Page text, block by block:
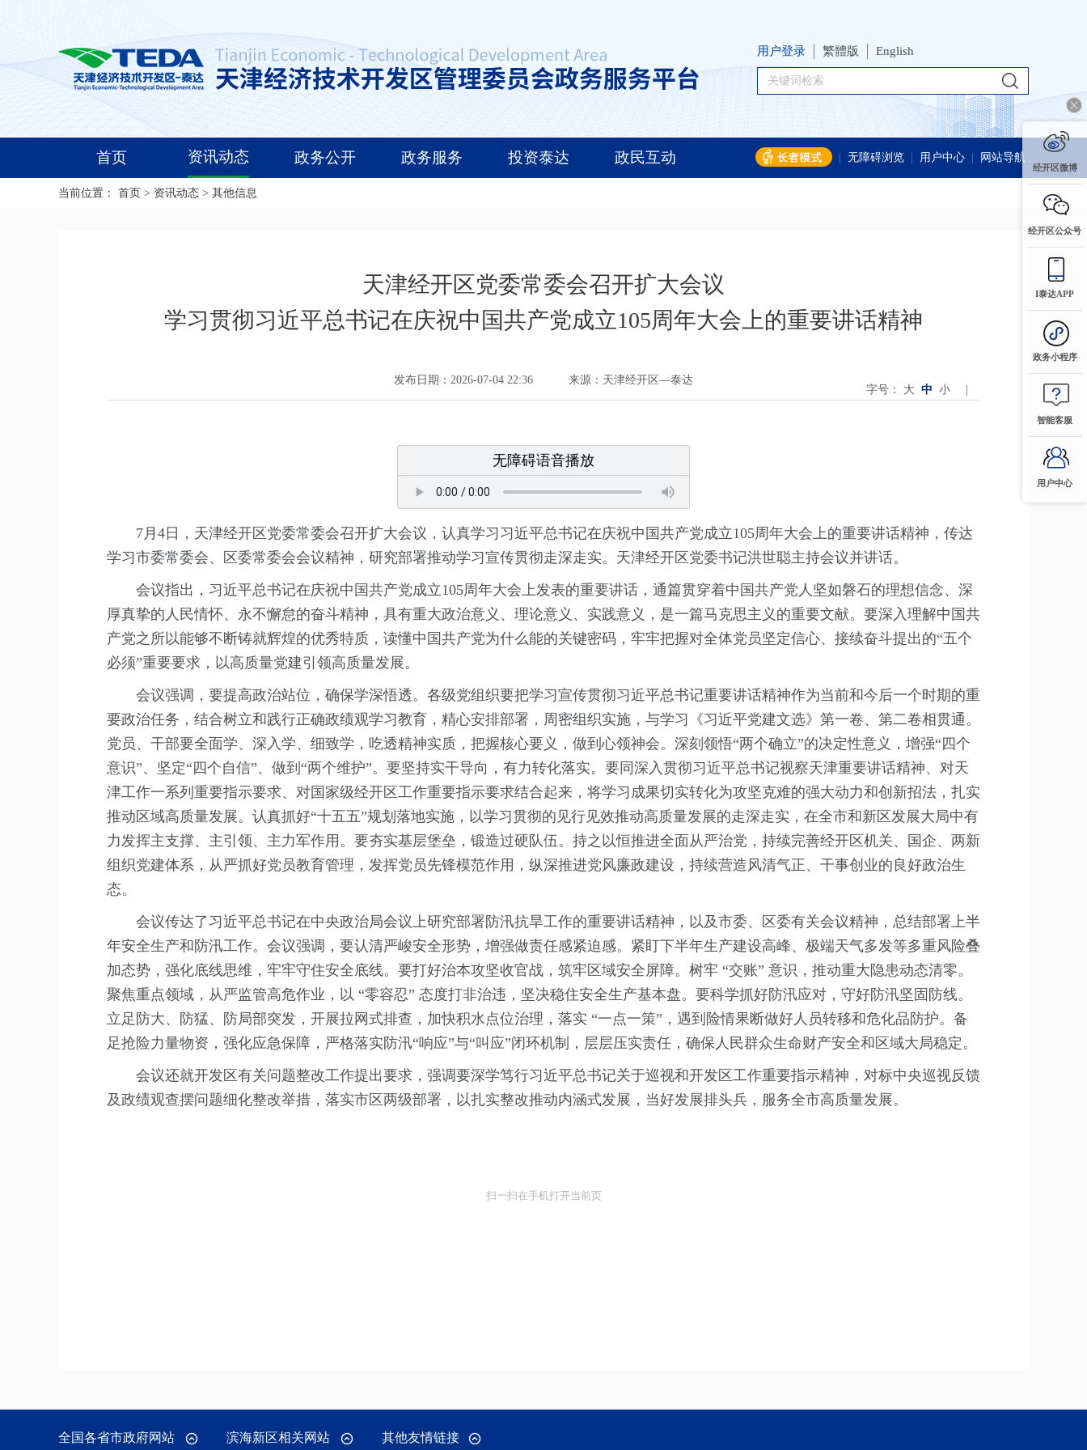
用户登录 繁體版 English
首页 资讯动态 政务公开 政务服务 投资泰达 政民互动 无障碍浏览 用户中心 网站导航
当前位置： 首页 > 资讯动态 > 其他信息
天津经开区党委常委会召开扩大会议
学习贯彻习近平总书记在庆祝中国共产党成立105周年大会上的重要讲话精神
发布日期：2026-07-04 22:36
来源：天津经开区—泰达
字号： 大 中 小
无障碍语音播放
7月4日，天津经开区党委常委会召开扩大会议，认真学习习近平总书记在庆祝中国共产党成立105周年大会上的重要讲话精神，传达
学习市委常委会、区委常委会会议精神，研究部署推动学习宣传贯彻走深走实。天津经开区党委书记洪世聪主持会议并讲话。
会议指出，习近平总书记在庆祝中国共产党成立105周年大会上发表的重要讲话，通篇贯穿着中国共产党人坚如磐石的理想信念、深
厚真挚的人民情怀、永不懈怠的奋斗精神，具有重大政治意义、理论意义、实践意义，是一篇马克思主义的重要文献。要深入理解中国共
产党之所以能够不断铸就辉煌的优秀特质，读懂中国共产党为什么能的关键密码，牢牢把握对全体党员坚定信心、接续奋斗提出的“五个
必须”重要要求，以高质量党建引领高质量发展。
会议强调，要提高政治站位，确保学深悟透。各级党组织要把学习宣传贯彻习近平总书记重要讲话精神作为当前和今后一个时期的重
要政治任务，结合树立和践行正确政绩观学习教育，精心安排部署，周密组织实施，与学习《习近平党建文选》第一卷、第二卷相贯通。
党员、干部要全面学、深入学、细致学，吃透精神实质，把握核心要义，做到心领神会。深刻领悟“两个确立”的决定性意义，增强“四个
意识”、坚定“四个自信”、做到“两个维护”。要坚持实干导向，有力转化落实。要同深入贯彻习近平总书记视察天津重要讲话精神、对天
津工作一系列重要指示要求、对国家级经开区工作重要指示要求结合起来，将学习成果切实转化为攻坚克难的强大动力和创新招法，扎实
推动区域高质量发展。认真抓好“十五五”规划落地实施，以学习贯彻的见行见效推动高质量发展的走深走实，在全市和新区发展大局中有
力发挥主支撑、主引领、主力军作用。要夯实基层堡垒，锻造过硬队伍。持之以恒推进全面从严治党，持续完善经开区机关、国企、两新
组织党建体系，从严抓好党员教育管理，发挥党员先锋模范作用，纵深推进党风廉政建设，持续营造风清气正、干事创业的良好政治生
态。
会议传达了习近平总书记在中央政治局会议上研究部署防汛抗旱工作的重要讲话精神，以及市委、区委有关会议精神，总结部署上半
年安全生产和防汛工作。会议强调，要认清严峻安全形势，增强做责任感紧迫感。紧盯下半年生产建设高峰、极端天气多发等多重风险叠
加态势，强化底线思维，牢牢守住安全底线。要打好治本攻坚收官战，筑牢区域安全屏障。树牢 “交账” 意识，推动重大隐患动态清零。
聚焦重点领域，从严监管高危作业，以 “零容忍” 态度打非治违，坚决稳住安全生产基本盘。要科学抓好防汛应对，守好防汛坚固防线。
立足防大、防猛、防局部突发，开展拉网式排查，加快积水点位治理，落实 “一点一策”，遇到险情果断做好人员转移和危化品防护。备
足抢险力量物资，强化应急保障，严格落实防汛“响应”与“叫应”闭环机制，层层压实责任，确保人民群众生命财产安全和区域大局稳定。
会议还就开发区有关问题整改工作提出要求，强调要深学笃行习近平总书记关于巡视和开发区工作重要指示精神，对标中央巡视反馈
及政绩观查摆问题细化整改举措，落实市区两级部署，以扎实整改推动内涵式发展，当好发展排头兵，服务全市高质量发展。
扫一扫在手机打开当前页
经开区微博
经开区公众号
I泰达APP
政务小程序
智能客服
用户中心
全国各省市政府网站 滨海新区相关网站 其他友情链接